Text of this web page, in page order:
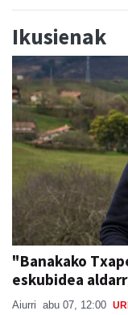
Ikusienak
"Banakako
eskubidea
Aiurri abu 07, 12:00